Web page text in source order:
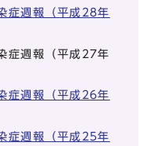
症週報（平成28年
症週報（平成27年
症週報（平成26年
症週報（平成25年